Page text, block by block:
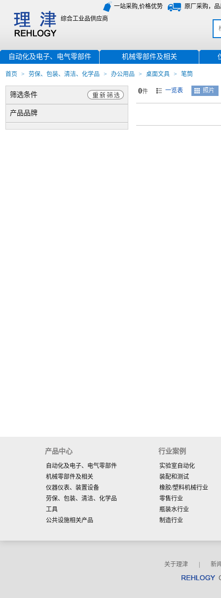
一站采购,价格优势
原厂采购，
综合工业品供应商
自动化及电子、电气零部件 机械零部件及相关
首页 > 劳保、包装、清洁、化学品 > 办公用品 > 桌面文具 > 笔筒
筛选条件
产品品牌
0件 一览表 照片
产品中心
自动化及电子、电气零部件
机械零部件及相关
仪器仪表、装置设备
劳保、包装、清洁、化学品
工具
公共设施相关产品
行业案例
实验室自动化
装配和测试
橡胶/塑料机械行业
零售行业
瓶装水行业
制造行业
关于理津 新